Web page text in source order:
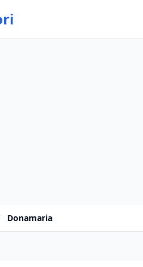
Donamaria